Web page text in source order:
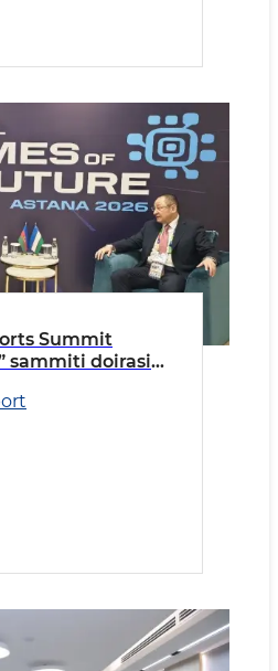
Summit
sammiti doirasida